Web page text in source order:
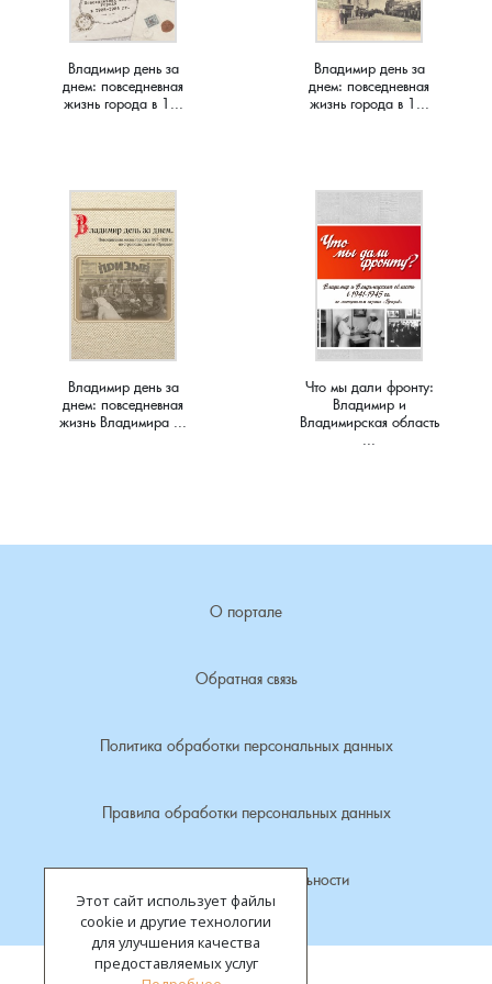
Этот сайт использует файлы
cookie и другие технологии
для улучшения качества
предоставляемых услуг
Владимир день за
днем: повседневная
жизнь города в 1...
Владимир день за
днем: повседневная
жизнь города в 1...
Владимир день за
днем: повседневная
жизнь Владимира ...
Что мы дали фронту:
Владимир и
Владимирская область
...
О портале
Обратная связь
Политика обработки персональных данных
Правила обработки персональных данных
Политика конфиденциальности
Краснораменье, деревня
Круглово, село
Куницыно, дерервня
Курменёво, деревня
Лаптево, село
Лезжени, деревня
Леонтьево, село
Лубенкино, деревня
Марьинка, деревня
Микшино, деревня
Хорятино, деревня
Ченцы, деревня
Эсино, деревня